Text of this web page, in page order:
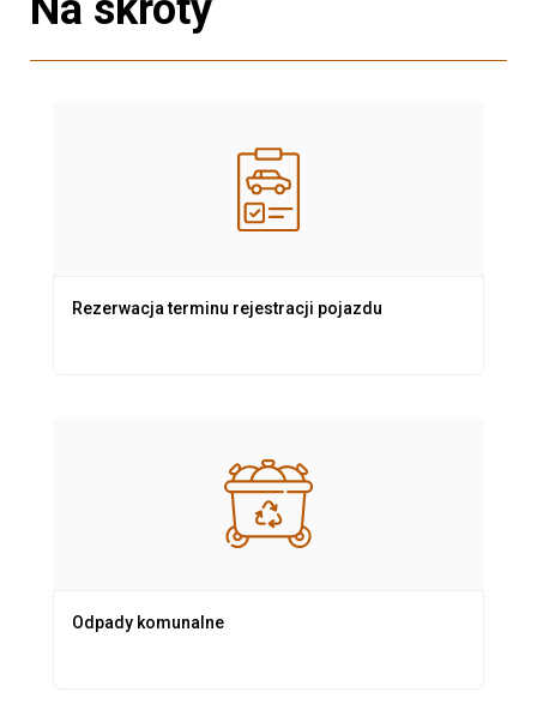
Rezerwacja terminu rejestracji pojazdu
Odpady komunalne